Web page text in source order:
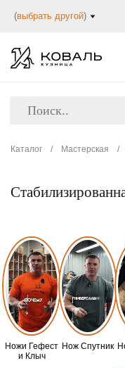
(выбрать другой)
Каталог / Мастерская /
Ножи Гефест
и Клыч
Нож Спутник